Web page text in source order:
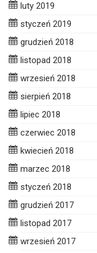
luty 2019
styczeń 2019
grudzień 2018
listopad 2018
wrzesień 2018
sierpień 2018
lipiec 2018
czerwiec 2018
kwiecień 2018
marzec 2018
styczeń 2018
grudzień 2017
listopad 2017
wrzesień 2017